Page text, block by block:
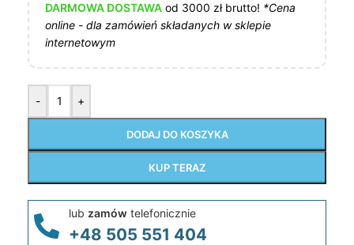
DARMOWA DOSTAWA od 3000 zł brutto! *Cena
online - dla zamówień składanych w sklepie
internetowym
- +
DODAJ DO KOSZYKA
KUP TERAZ
lub zamów telefonicznie
+48 505 551 404